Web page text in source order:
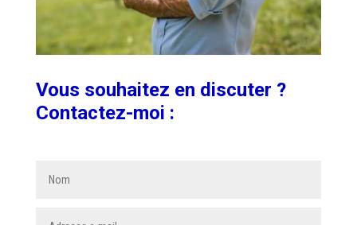
Vous souhaitez en discuter ?
Contactez-moi :